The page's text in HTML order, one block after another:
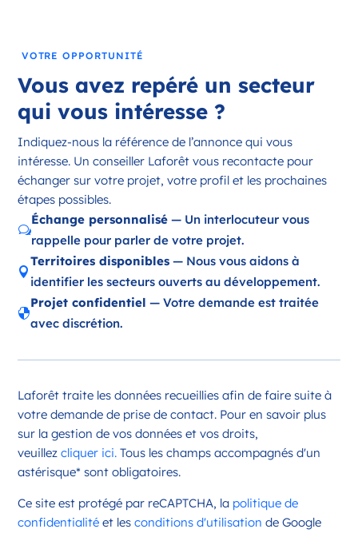
Candidater
Opportunité d’ouverture à Ambazac
Ambazac Nouvelle-Aquitaine
France
Référence: 87002
Plus d'infos
Candidater
Opportunité d’ouverture à Châteauroux
Châteauroux Centre-Val de Loire
France
Référence: 36044
Candidater
VOTRE OPPORTUNITÉ
Vous avez repéré un secteur
qui vous intéresse ?
Indiquez-nous la référence de l’annonce qui vous
intéresse. Un conseiller Laforêt vous recontacte pour
échanger sur votre projet, votre profil et les prochaines
étapes possibles.
w
Échange personnalisé — Un interlocuteur vous
rappelle pour parler de votre projet.

Territoires disponibles — Nous vous aidons à
identifier les secteurs ouverts au développement.

Projet confidentiel — Votre demande est traitée
avec discrétion.
Laforêt traite les données recueillies afin de faire suite à
votre demande de prise de contact. Pour en savoir plus
sur la gestion de vos données et vos droits,
veuillez cliquer ici. Tous les champs accompagnés d'un
astérisque* sont obligatoires.
Ce site est protégé par reCAPTCHA, la politique de
confidentialité et les conditions d'utilisation de Google